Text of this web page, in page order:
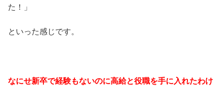
た！」
といった感じです。
なにせ新卒で経験もないのに高給と役職を手に入れたわけ